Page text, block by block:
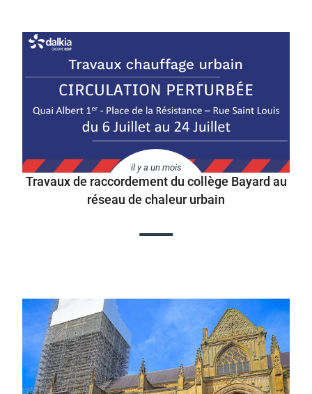
Budget participatif
Archives municipales en
lignes
Demande d'occupation
de l'espace public
ACCEO - Accessibilité
des guichets municipaux
pour sourds et
Guichet numérique des
autorisations
d'urbanisme
Portail vie associative
il y a un mois
Travaux de raccordement du collège Bayard au
réseau de chaleur urbain